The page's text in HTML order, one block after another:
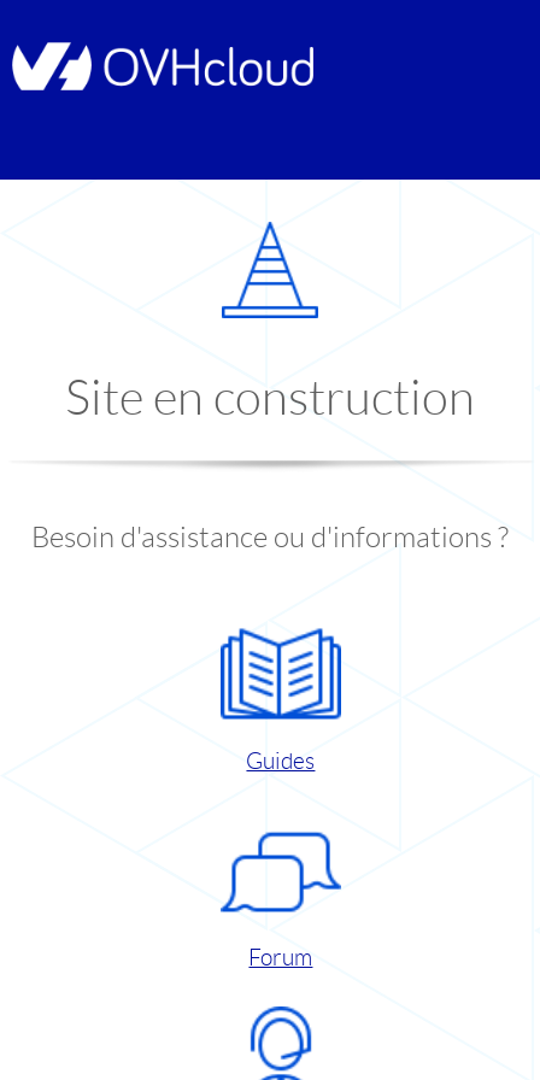
Site en construction
Besoin d'assistance ou d'informations ?
Guides
Forum